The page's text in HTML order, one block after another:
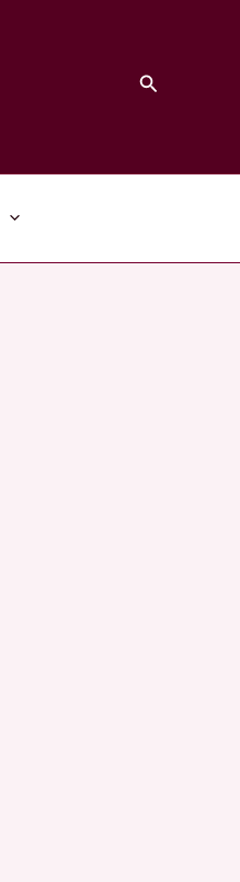
Search